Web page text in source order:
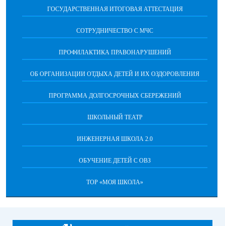
ГОСУДАРСТВЕННАЯ ИТОГОВАЯ АТТЕСТАЦИЯ
CОТРУДНИЧЕСТВО С МЧС
ПРОФИЛАКТИКА ПРАВОНАРУШЕНИЙ
ОБ ОРГАНИЗАЦИИ ОТДЫХА ДЕТЕЙ И ИХ ОЗДОРОВЛЕНИЯ
ПРОГРАММА ДОЛГОСРОЧНЫХ СБЕРЕЖЕНИЙ
ШКОЛЬНЫЙ ТЕАТР
ИНЖЕНЕРНАЯ ШКОЛА 2.0
ОБУЧЕНИЕ ДЕТЕЙ С ОВЗ
ТОР «МОЯ ШКОЛА»